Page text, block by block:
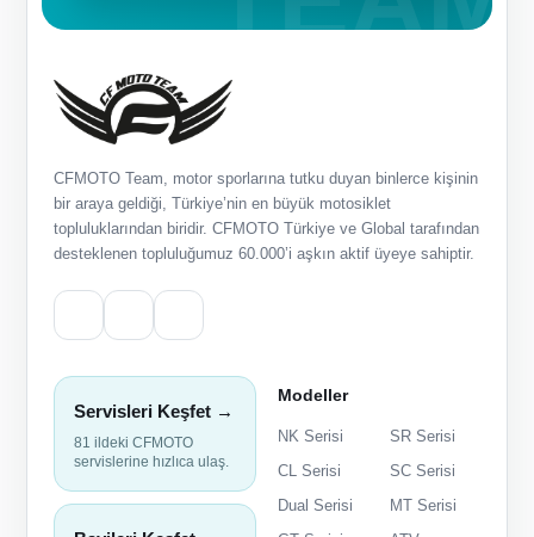
CFMOTO Team, motor sporlarına tutku duyan binlerce kişinin
bir araya geldiği, Türkiye’nin en büyük motosiklet
topluluklarından biridir. CFMOTO Türkiye ve Global tarafından
desteklenen topluluğumuz 60.000’i aşkın aktif üyeye sahiptir.
Servisleri Keşfet →
81 ildeki CFMOTO
servislerine hızlıca ulaş.
Modeller
NK Serisi
SR Serisi
CL Serisi
SC Serisi
Dual Serisi
MT Serisi